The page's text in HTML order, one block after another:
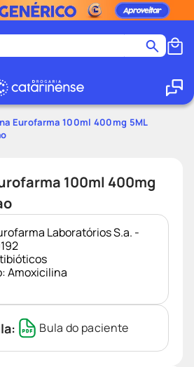
Eurofarma 100ml 400mg 5ML
100ml 400mg
Laboratórios S.a. -
Amoxicilina
Bula do paciente